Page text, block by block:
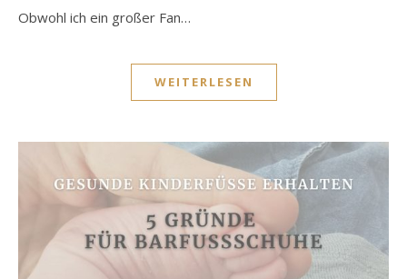
Obwohl ich ein großer Fan…
WEITERLESEN